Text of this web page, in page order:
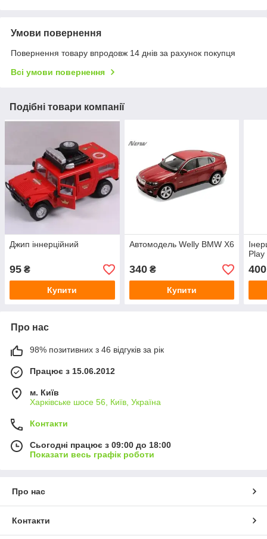
Умови повернення
Повернення товару впродовж 14 днів за рахунок покупця
Всі умови повернення
Подібні товари компанії
Джип іннерційний
95 ₴
Купити
Автомодель Welly BMW X6
340₴
Купити
400
Про нас
98% позитивних з 46 відгуків за рік
Працює з 15.06.2012
м. Київ
Харківське шосе 56, Київ, Україна
Контакти
Сьогодні працює з 09:00 до 18:00
Показати весь графік роботи
Про нас
Контакти